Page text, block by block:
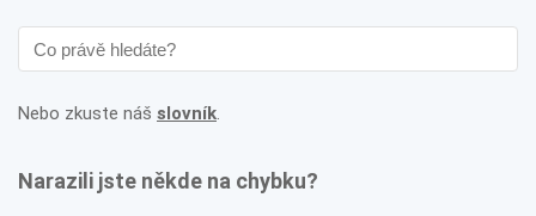
Nebo zkuste náš slovník.
Narazili jste někde na chybku?